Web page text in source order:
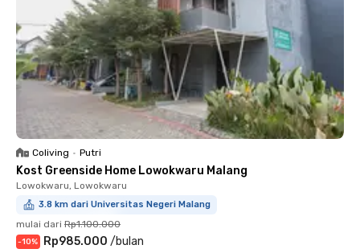
Coliving • Putri
Kost Greenside Home Lowokwaru Malang
Lowokwaru, Lowokwaru
3.8 km dari Universitas Negeri Malang
mulai dari Rp1.100.000
-10% Rp985.000 /bulan